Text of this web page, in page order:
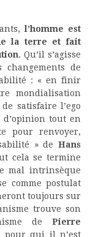
l’homme est
la terre et fait
. Qu’il s’agisse
de
: « en finir
mondialisation
satisfaire l’ego
tout en
pour renvoyer,
» de Hans
cela se termine
mal intrinsèque
comme postulat
toujours sur
trouve son
de Pierre
pour qui il n’est